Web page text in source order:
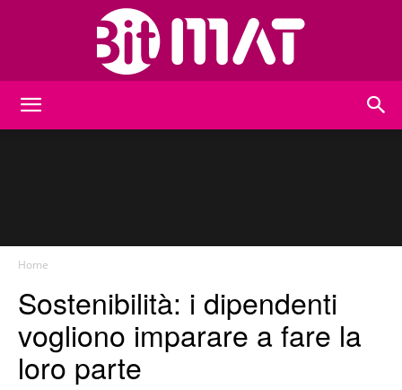
Home
Sostenibilità: i dipendenti
vogliono imparare a fare la
loro parte